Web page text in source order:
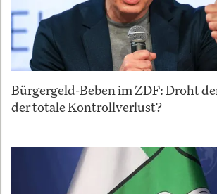
Bürgergeld-Beben im ZDF: Droht
der totale Kontrollverlust?